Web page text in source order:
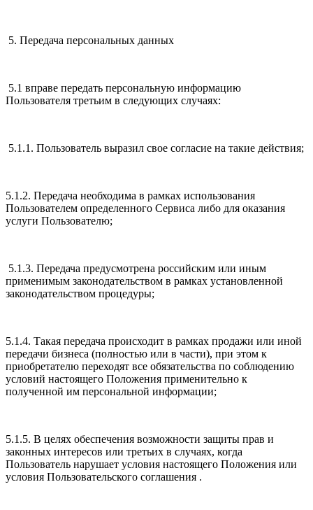
5. Передача персональных данных
5.1 вправе передать персональную информацию
Пользователя третьим в следующих случаях:
5.1.1. Пользователь выразил свое согласие на такие действия;
5.1.2. Передача необходима в рамках использования
Пользователем определенного Сервиса либо для оказания
услуги Пользователю;
5.1.3. Передача предусмотрена российским или иным
применимым законодательством в рамках установленной
законодательством процедуры;
5.1.4. Такая передача происходит в рамках продажи или иной
передачи бизнеса (полностью или в части), при этом к
приобретателю переходят все обязательства по соблюдению
условий настоящего Положения применительно к
полученной им персональной информации;
5.1.5. В целях обеспечения возможности защиты прав и
законных интересов или третьих в случаях, когда
Пользователь нарушает условия настоящего Положения или
условия Пользовательского соглашения .